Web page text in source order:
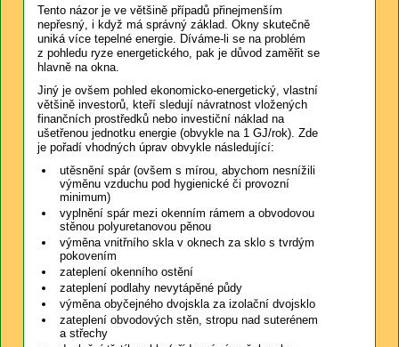
Tento názor je ve většině případů přinejmenším
nepřesný, i když má správný základ. Okny skutečně
uniká více tepelné energie. Díváme-li se na problém
z pohledu ryze energetického, pak je důvod zaměřit se
hlavně na okna.
Jiný je ovšem pohled ekonomicko-energetický, vlastní
většině investorů, kteří sledují návratnost vložených
finančních prostředků nebo investiční náklad na
ušetřenou jednotku energie (obvykle na 1 GJ/rok). Zde
je pořadí vhodných úprav obvykle následující:
utěsnění spár (ovšem s mírou, abychom nesnížili
výměnu vzduchu pod hygienické či provozní
minimum)
vyplnění spár mezi okenním rámem a obvodovou
stěnou polyuretanovou pěnou
výměna vnitřního skla v oknech za sklo s tvrdým
pokovením
zateplení okenního ostění
zateplení podlahy nevytápěné půdy
výměna obyčejného dvojskla za izolační dvojsklo
zateplení obvodových stěn, stropu nad suterénem
a střechy